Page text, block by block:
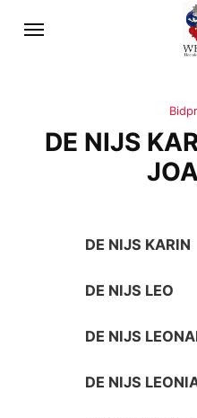
DE NIJS
DE NIJS KARIN
DE NIJS LEO
DE NIJS
DE NIJS